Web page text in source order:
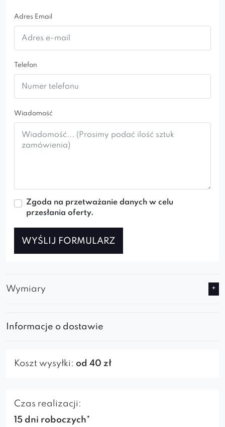
Adres Email
Telefon
Wiadomość
Zgoda na przetważanie danych w celu
przesłania oferty.
WYŚLIJ FORMULARZ
Wymiary
Informacje o dostawie
Koszt wysyłki: od 40 zł
Czas realizacji:
15 dni roboczych*